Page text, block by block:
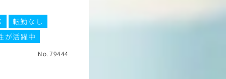
転勤なし
が活躍中
No.79444